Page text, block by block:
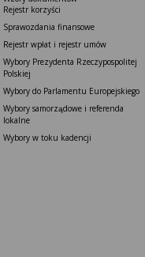
Rejestr korzyści
Sprawozdania finansowe
Rejestr wpłat i rejestr umów
Wybory Prezydenta Rzeczypospolitej
Polskiej
Wybory do Parlamentu Europejskiego
Wybory samorządowe i referenda
lokalne
Wybory w toku kadencji